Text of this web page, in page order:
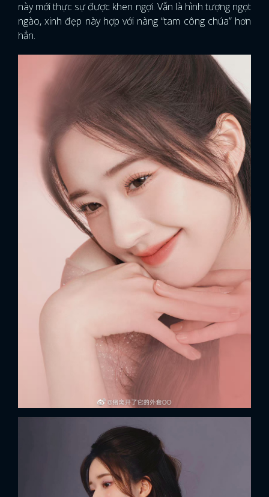
này mới thực sự được khen ngợi. Vẫn là hình tượng ngọt
ngào, xinh đẹp này hợp với nàng “tam công chúa” hơn
hẳn.